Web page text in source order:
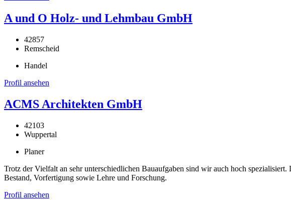
A und O Holz- und Lehmbau GmbH
42857
Remscheid
Handel
Profil ansehen
ACMS Architekten GmbH
42103
Wuppertal
Planer
Trotz der Vielfalt an sehr unterschiedlichen Bauaufgaben sind wir auch hoch
Bestand, Vorfertigung sowie Lehre und Forschung.
Profil ansehen